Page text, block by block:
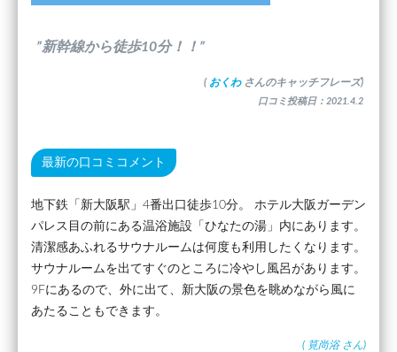
”新幹線から徒歩10分！！”
( おくわ さんのキャッチフレーズ)
口コミ投稿日：2021.4.2
最新の口コミコメント
地下鉄「新大阪駅」4番出口徒歩10分。 ホテル大阪ガーデン
パレス目の前にある温浴施設「ひなたの湯」内にあります。
清潔感あふれるサウナルームは何度も利用したくなります。
サウナルームを出てすぐのところに冷やし風呂があります。
9Fにあるので、外に出て、新大阪の景色を眺めながら風に
あたることもできます。
( 筧尚浴 さん)